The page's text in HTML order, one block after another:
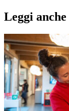
Leggi anche